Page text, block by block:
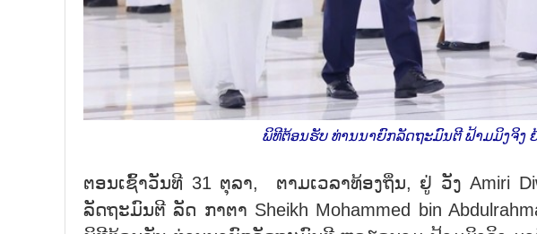
ພິທີຕ້ອນຮັບ ທ່ານນາຍົກລັດຖະມົນຕີ ຟ້າມມິງຈິງ
ຕອນເຊົ້າວັນທີ 31 ຕຸລາ, ຕາມເວລາທ້ອງຖິ່ນ, ຢູ່ ວັງ Amiri
ລັດຖະມົນຕີ ລັດ ກາຕາ Sheikh Mohammed bin